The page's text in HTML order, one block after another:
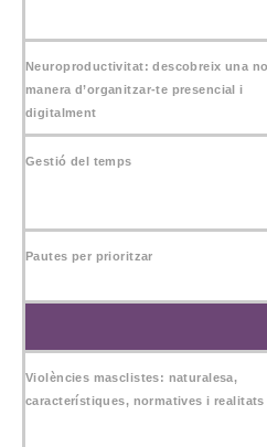
Neuroproductivitat: descobreix una
manera d’organitzar-te presencial i
digitalment
Gestió del temps
Pautes per prioritzar
Violències masclistes: naturalesa,
característiques, normatives i realitats